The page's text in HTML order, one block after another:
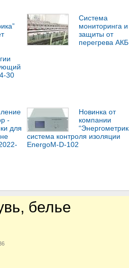
30
Система
мониторинга и
защиты от
перегрева АКБ
-
для
Новинка от
компании
система контроля изоляции
EnergoM-D-102
белье